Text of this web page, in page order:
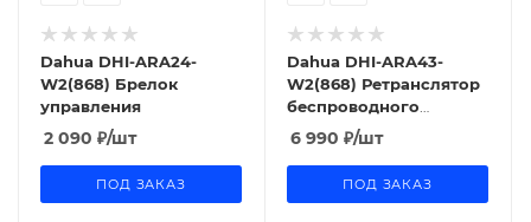
Dahua DHI-ARA24-
W2(868) Брелок
управления
2 090 ₽/шт
ПОД ЗАКАЗ
Dahua DHI-ARA43-
W2(868) Ретранслятор
беспроводного
сигнала
6 990 ₽/шт
ПОД ЗАКАЗ